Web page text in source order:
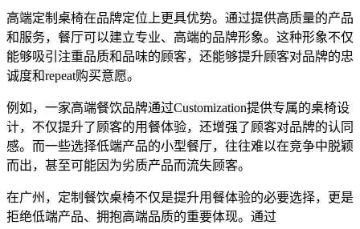
高端定制桌椅在品牌定位上更具优势。通过提供高质量的产品
和服务，餐厅可以建立专业、高端的品牌形象。这种形象不仅
能够吸引注重品质和品味的顾客，还能够提升顾客对品牌的忠
诚度和repeat购买意愿。
例如，一家高端餐饮品牌通过Customization提供专属的桌椅设
计，不仅提升了顾客的用餐体验，还增强了顾客对品牌的认同
感。而一些选择低端产品的小型餐厅，往往难以在竞争中脱颖
而出，甚至可能因为劣质产品而流失顾客。
在广州，定制餐饮桌椅不仅是提升用餐体验的必要选择，更是
拒绝低端产品、拥抱高端品质的重要体现。通过